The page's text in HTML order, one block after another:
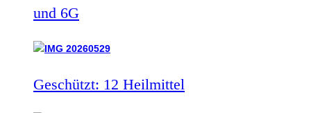
und 6G
Geschützt: 12 Heilmittel